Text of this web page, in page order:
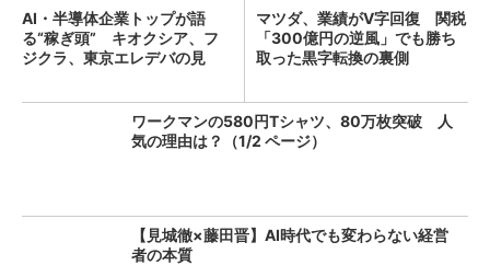
AI・半導体企業トップが語
る“稼ぎ頭” キオクシア、フ
ジクラ、東京エレデバの見
マツダ、業績がV字回復 関税
「300億円の逆風」でも勝ち
取った黒字転換の裏側
ワークマンの580円Tシャツ、80万枚突破 人
気の理由は？（1/2 ページ）
【見城徹×藤田晋】AI時代でも変わらない経営
者の本質